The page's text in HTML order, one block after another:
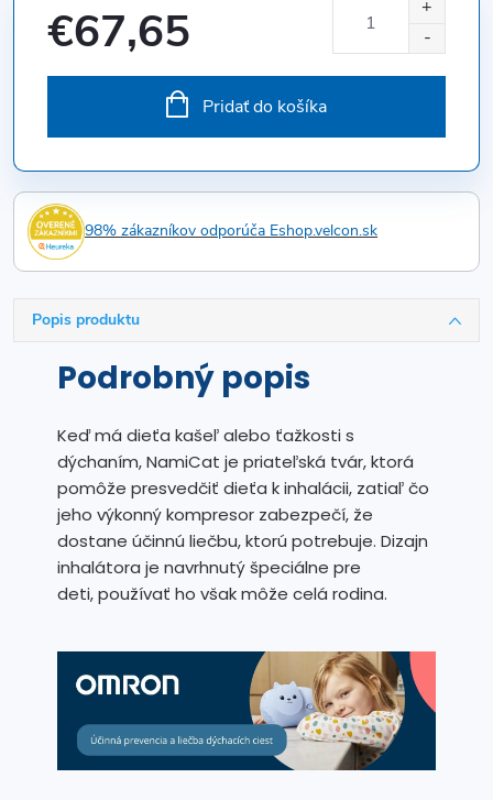
€67,65
Pridať do košíka
98% zákazníkov odporúča Eshop.velcon.sk
Popis produktu
Podrobný popis
Keď má dieťa kašeľ alebo ťažkosti s
dýchaním, NamiCat je priateľská tvár, ktorá
pomôže presvedčiť dieťa k inhalácii, zatiaľ čo
jeho výkonný kompresor zabezpečí, že
dostane účinnú liečbu, ktorú potrebuje. Dizajn
inhalátora je navrhnutý špeciálne pre
deti, používať ho však môže celá rodina.